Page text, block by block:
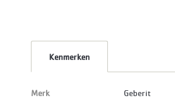
Kenmerken
Merk
Geberit